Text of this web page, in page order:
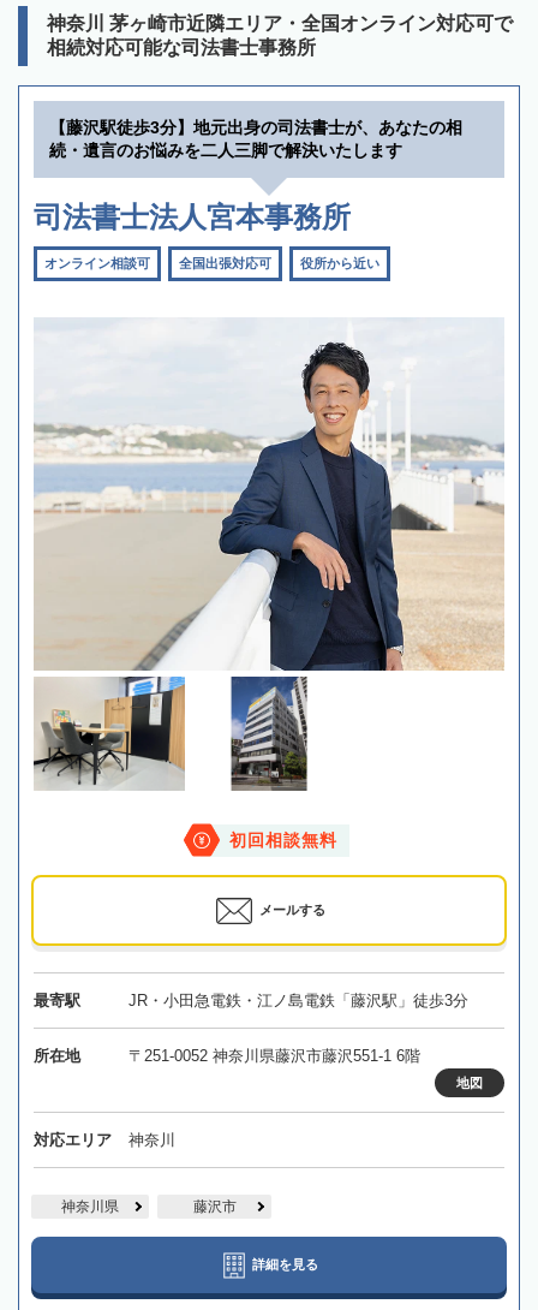
神奈川 茅ヶ崎市近隣エリア・全国オンライン対応可で
相続対応可能な司法書士事務所
【藤沢駅徒歩3分】地元出身の司法書士が、あなたの相
続・遺言のお悩みを二人三脚で解決いたします
司法書士法人宮本事務所
オンライン相談可 全国出張対応可 役所から近い
初回相談無料
メールする
最寄駅 JR・小田急電鉄・江ノ島電鉄「藤沢駅」徒歩3分
所在地 〒251-0052 神奈川県藤沢市藤沢551-1 6階
地図
対応エリア 神奈川
神奈川県 藤沢市
詳細を見る